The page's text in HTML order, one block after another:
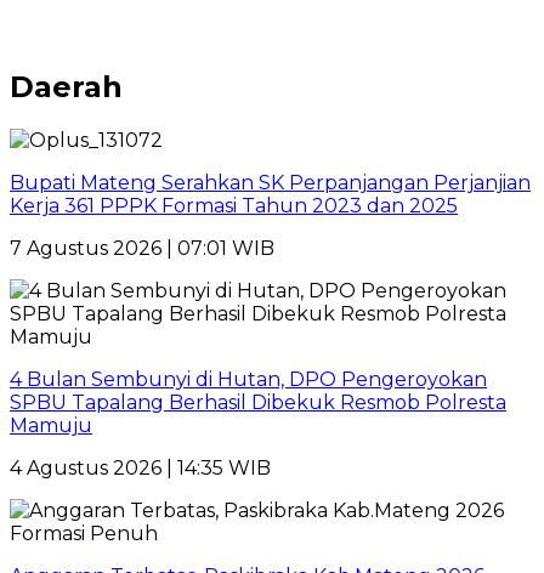
Daerah
Bupati Mateng Serahkan SK Perpanjangan Perjanjian
Kerja 361 PPPK Formasi Tahun 2023 dan 2025
7 Agustus 2026 | 07:01 WIB
4 Bulan Sembunyi di Hutan, DPO Pengeroyokan
SPBU Tapalang Berhasil Dibekuk Resmob Polresta
Mamuju
4 Agustus 2026 | 14:35 WIB